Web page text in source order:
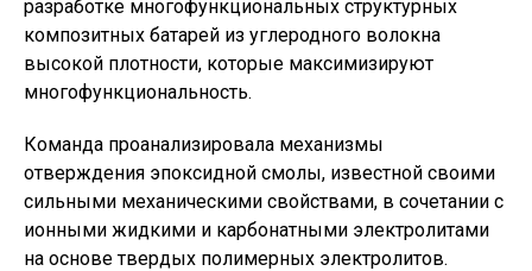
разработке многофункциональных структурных
композитных батарей из углеродного волокна
высокой плотности, которые максимизируют
многофункциональность.
Команда проанализировала механизмы
отверждения эпоксидной смолы, известной своими
сильными механическими свойствами, в сочетании с
ионными жидкими и карбонатными электролитами
на основе твердых полимерных электролитов.